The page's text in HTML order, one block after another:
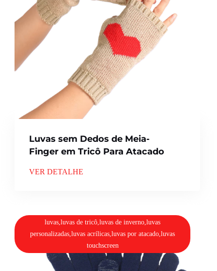
Luvas sem Dedos de Meia-
Finger em Tricô Para Atacado
VER DETALHE
luvas,luvas de tricô,luvas de inverno,luvas
personalizadas,luvas acrílicas,luvas por atacado,luvas
touchscreen